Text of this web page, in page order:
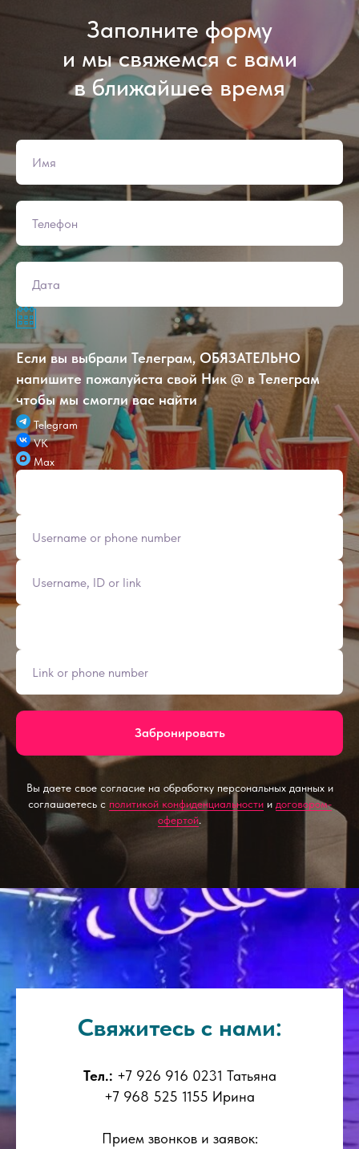
Заполните форму
и мы свяжемся с вами
в ближайшее время
Если вы выбрали Телеграм, ОБЯЗАТЕЛЬНО
напишите пожалуйста свой Ник @ в Телеграм
чтобы мы смогли вас найти
Telegram
VK
Max
Забронировать
Вы даете свое согласие на обработку персональных данных и
соглашаетесь с политикой конфиденциальностии договором-
офертой.
Свяжитесь с нами:
Тел.: +7 926 916 0231 Татьяна
+7 968 525 1155 Ирина
Прием звонков и заявок: